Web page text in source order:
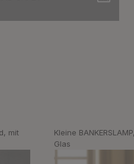
mit
Kleine
Glas